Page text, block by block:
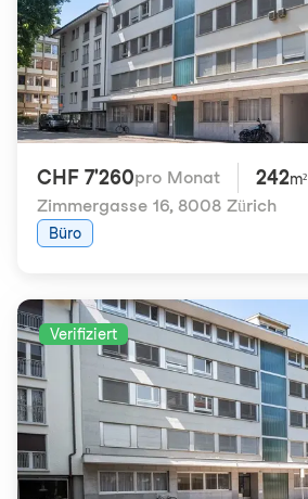
CHF 7'260pro Monat 242m²
Zimmergasse 16, 8008 Zürich
Büro
Verifiziert